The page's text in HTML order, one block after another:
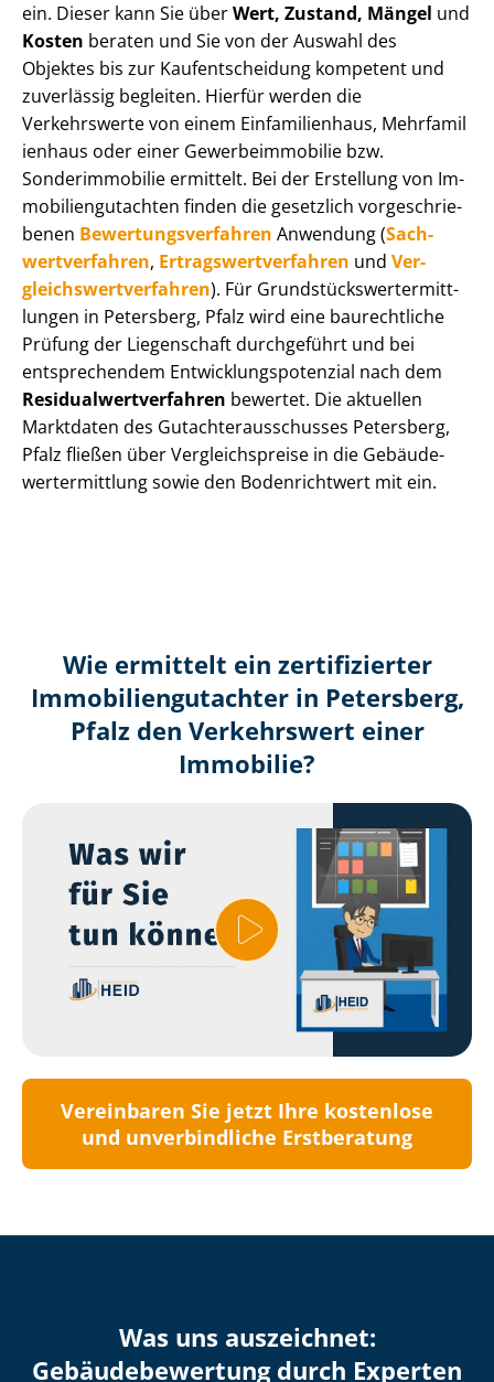
ein. Dieser kann Sie überWert, Zustand, Mängel und
Kosten beraten und Sie von der Auswahl des
Objektes bis zur Kauf­ent­schei­dung kompetent und
zuverlässig begleiten. Hierfür werden die
Verkehrswerte von einem Einfamilienhaus, Mehr­fa­mi­l
i­en­haus oder einer Ge­wer­be­im­mo­bi­lie bzw.
Sonderimmobilie ermittelt. Bei der Erstellung von Im­
mo­bi­li­en­gut­ach­ten finden die gesetzlich vor­ge­schrie­
be­nen Be­wer­tungs­ver­fah­ren Anwendung (Sach­
wert­ver­fah­ren, Er­trags­wert­ver­fah­ren und Ver­
gleichs­wert­ver­fah­ren). Für Grund­stücks­wert­ermitt­
lun­gen in Petersberg, Pfalz wird eine baurechtliche
Prüfung der Liegenschaft durchgeführt und bei
entsprechendem Ent­wick­lungs­po­ten­zi­al nach dem
Re­si­du­al­wert­ver­fah­ren bewertet. Die aktuellen
Marktdaten des Gut­ach­ter­aus­schus­ses Petersberg,
Pfalz fließen über Ver­gleichs­prei­se in die Ge­bäu­de­
wert­ermitt­lung sowie den Bodenrichtwert mit ein.
Wie ermittelt ein zertifizierter
Immobilien­gutachter in Petersberg,
Pfalz den Verkehrswert einer
Immobilie?
Vereinbaren Sie jetzt Ihre kostenlose
und unverbindliche Erstberatung
Was uns auszeichnet:
Ge­bäu­de­be­wer­tung durch Experten